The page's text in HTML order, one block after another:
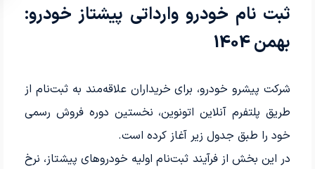
ثبت نام خودرو وارداتی پیشتاز خودرو:
بهمن 1404
شرکت پیشرو خودرو، برای خریداران علاقه‌مند به ثبت‌نام از
طریق پلتفرم آنلاین اتونوین، نخستین دوره فروش رسمی
خود را طبق جدول زیر آغاز کرده است.
در این بخش از فرآیند ثبت‌نام اولیه خودروهای پیشتاز، نرخ